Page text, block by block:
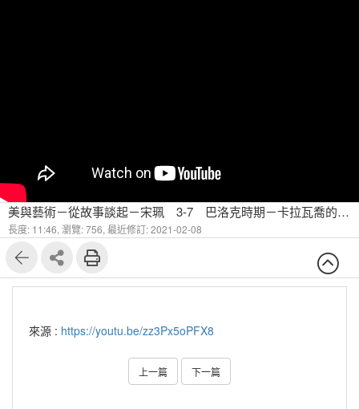
美與藝術－從故事談起－宋珮 3-7 巴洛克時期－卡拉⽡喬的寫實⼿法
長度: 11:46, 瀏覽: 756, 最近修訂: 2021-02-08
來源 : https://youtu.be/zz3Px5oPFX8
上一篇 下一篇